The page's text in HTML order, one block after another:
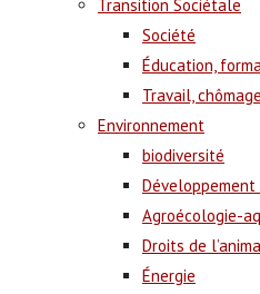
Transition Sociétale
Société
Éducation,
Travail,
Environnement
biodiversité
Agroécologie-
Droits de
Énergie